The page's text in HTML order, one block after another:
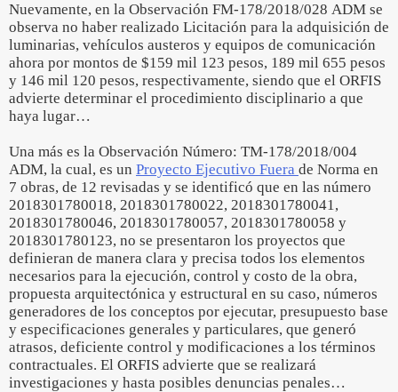
Nuevamente, en la Observación FM-178/2018/028 ADM se
observa no haber realizado Licitación para la adquisición de
luminarias, vehículos austeros y equipos de comunicación
ahora por montos de $159 mil 123 pesos, 189 mil 655 pesos
y 146 mil 120 pesos, respectivamente, siendo que el ORFIS
advierte determinar el procedimiento disciplinario a que
haya lugar…
Una más es la Observación Número: TM-178/2018/004
ADM, la cual, es un Proyecto Ejecutivo Fuera de Norma en
7 obras, de 12 revisadas y se identificó que en las número
2018301780018, 2018301780022, 2018301780041,
2018301780046, 2018301780057, 2018301780058 y
2018301780123, no se presentaron los proyectos que
definieran de manera clara y precisa todos los elementos
necesarios para la ejecución, control y costo de la obra,
propuesta arquitectónica y estructural en su caso, números
generadores de los conceptos por ejecutar, presupuesto base
y especificaciones generales y particulares, que generó
atrasos, deficiente control y modificaciones a los términos
contractuales. El ORFIS advierte que se realizará
investigaciones y hasta posibles denuncias penales…